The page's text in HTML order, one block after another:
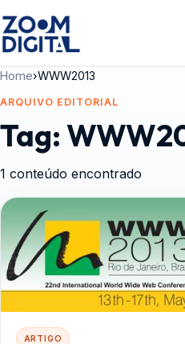
Home›WWW2013
ARQUIVO EDITORIAL
Tag:
1 conteúdo encontrado
ARTIGO